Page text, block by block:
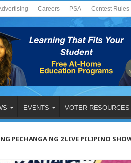
Careers PSA Contest Rules
EVENTS VOTER RESOURCES
PECHANGA NG 2 LIVE PILIPINO